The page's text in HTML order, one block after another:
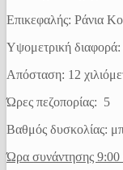
Επικεφαλής: Ράνια
Υψομετρική
Απόσταση: 12
Ώρες πεζοπορίας: 5
Βαθμός δυσκολίας:
Ώρα συνάντησης 9:00